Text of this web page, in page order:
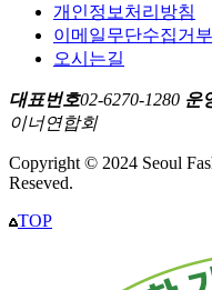
개인정보처리방침
이메일무단수집거부
오시는길
대표번호02-6270-1280 운
이너연합회
Copyright © 2024 Seoul
Reseved.
TOP